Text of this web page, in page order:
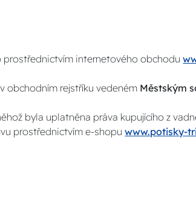
prostřednictvím internetového obchodu
obchodním rejstříku vedeném Městským
byla uplatněna práva kupujícího z
prostřednictvím e-shopuwww.potisky-